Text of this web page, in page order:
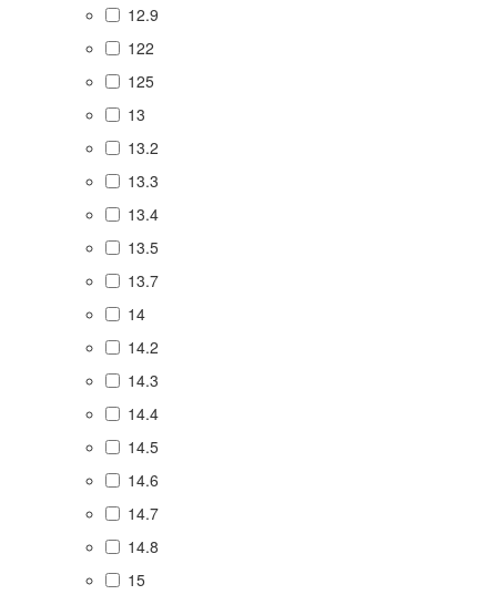
12.9
122
125
13
13.2
13.3
13.4
13.5
13.7
14
14.2
14.3
14.4
14.5
14.6
14.7
14.8
15